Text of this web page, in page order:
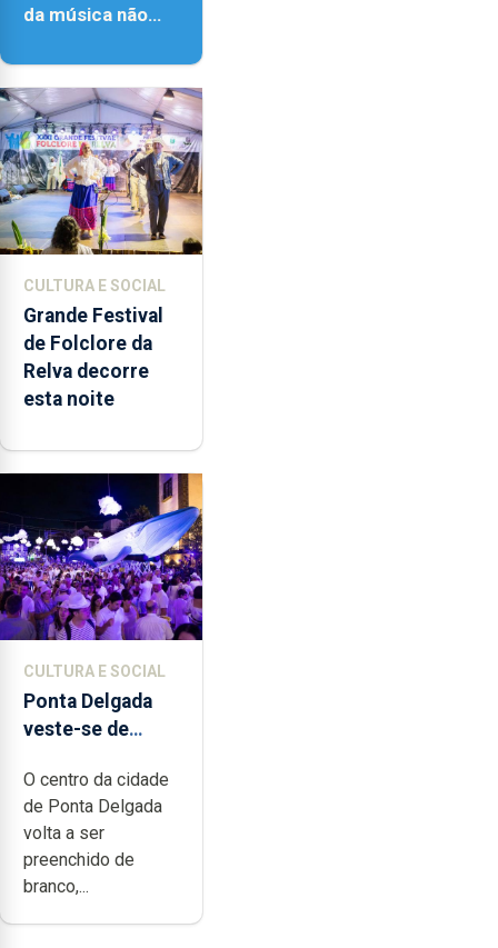
da música não
quão difícil é
produzir uma
música”
CULTURA E SOCIAL
Grande Festival
de Folclore da
Relva decorre
esta noite
CULTURA E SOCIAL
Ponta Delgada
veste-se de
O centro da cidade
de Ponta Delgada
volta a ser
preenchido de
branco,...